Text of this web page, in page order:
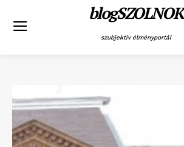
blogSZOLNOK
szubjektív élményportál